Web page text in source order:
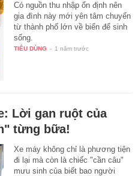
Có nguồn thu nhập ổn định nên
gia đình này mới yên tâm chuyển
từ thành phố lớn về biển để sinh
sống.
TIÊU DÙNG - 1 năm trước
Lời gan ruột của
từng bữa!
Xe máy không chỉ là phương tiện
đi lại mà còn là chiếc "cần câu"
mưu sinh của biết bao người